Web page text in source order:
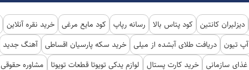
دیزلیران کانتین کود پتاس بالا رسانه رپاپ کود مایع مرغی خرید نقره آنلاین
آپ تیون دریافت طلای آبشده از میلی خرید سکه پارسیان اقساطی آهنگ جدید
غذای سازمانی خرید کارت پستال لوازم یدکی تویوتا قطعات تویوتا مشاوره حقوقی